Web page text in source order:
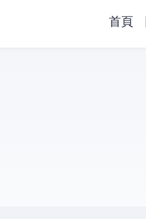
首頁